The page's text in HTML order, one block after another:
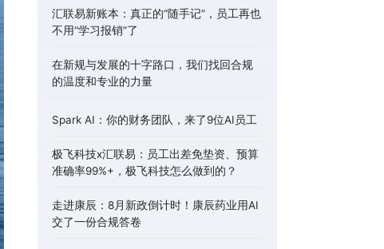
汇联易新账本：真正的“随手记”，员工再也
不用“学习报销”了
在新规与发展的十字路口，我们找回合规
的温度和专业的力量
Spark AI：你的财务团队，来了9位AI员工
极飞科技x汇联易：员工出差免垫资、预算
准确率99%+，极飞科技怎么做到的？
走进康辰：8月新政倒计时！康辰药业用AI
交了一份合规答卷